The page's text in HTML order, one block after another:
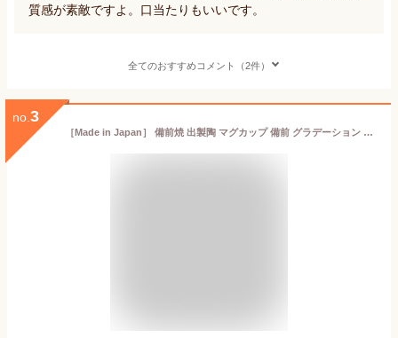
質感が素敵ですよ。口当たりもいいです。
全てのおすすめコメント（2件）
no. 3
［Made in Japan］ 備前焼 出製陶 マグカップ 備前 グラデーション 日本製 z ほんぢ園 ／ホ／